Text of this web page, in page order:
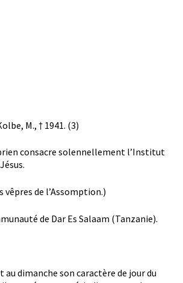
M., † 1941. (3)
consacre solennellement l’Institut
vêpres de l’Assomption.)
de Dar Es Salaam (Tanzanie).
au dimanche son caractère de jour du